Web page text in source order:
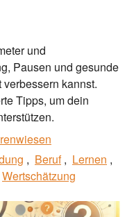
und
Pausen und gesunde
kannst.
Tipps, um dein
Beruf
Lernen
Wertschätzung